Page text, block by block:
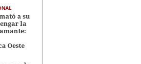
a su
la
Oeste